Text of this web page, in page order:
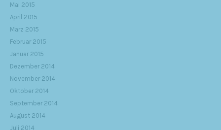
Mai 2015
April 2015
März 2015
Februar 2015
Januar 2015
Dezember 2014
November 2014
Oktober 2014
September 2014
August 2014
Juli 2014